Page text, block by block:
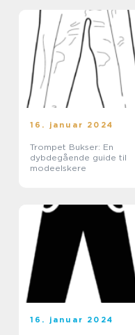
16. januar 2024
Trompet Bukser: En
dybdegående guide til
modeelskere
16. januar 2024